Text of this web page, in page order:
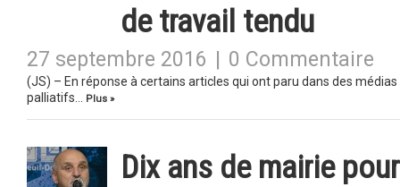
de travail tendu
27 septembre 2016 0 Commentaire
(JS) – En réponse à certains articles qui ont paru dans des
palliatifs…
Plus »
Dix ans de mairie